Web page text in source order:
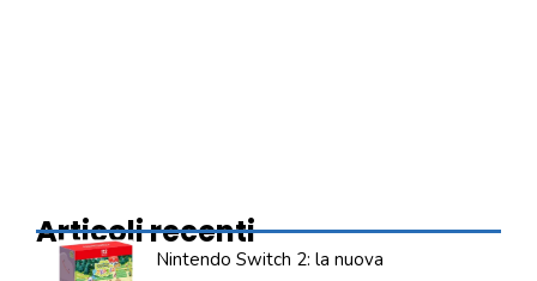
Articoli recenti
Nintendo Switch 2: la nuova